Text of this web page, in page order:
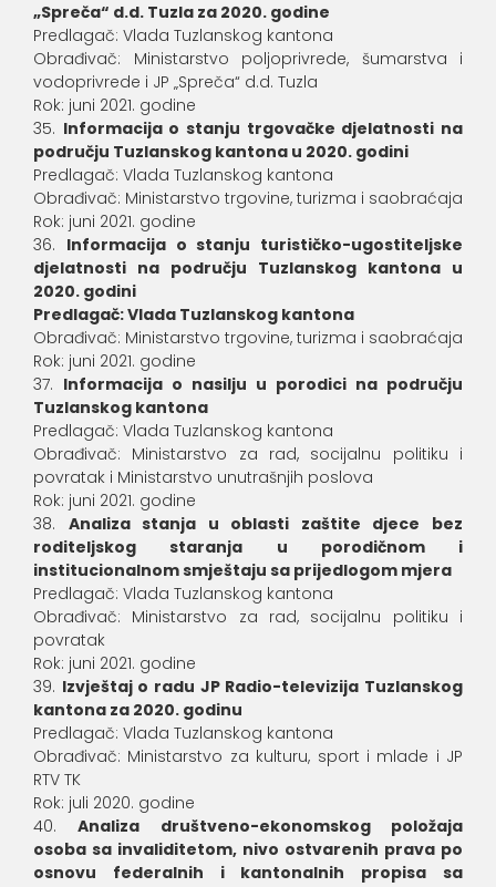
„Spreča“ d.d. Tuzla za 2020. godine
Predlagač: Vlada Tuzlanskog kantona
Obrađivač: Ministarstvo poljoprivrede, šumarstva i
vodoprivrede i JP „Spreča“ d.d. Tuzla
Rok: juni 2021. godine
Informacija o stanju trgovačke djelatnosti na
području Tuzlanskog kantona u 2020. godini
Predlagač: Vlada Tuzlanskog kantona
Obrađivač: Ministarstvo trgovine, turizma i saobraćaja
Rok: juni 2021. godine
Informacija o stanju turističko-ugostiteljske
djelatnosti na području Tuzlanskog kantona u
2020. godini
Predlagač: Vlada Tuzlanskog kantona
Obrađivač: Ministarstvo trgovine, turizma i saobraćaja
Rok: juni 2021. godine
Informacija o nasilju u porodici na području
Tuzlanskog kantona
Predlagač: Vlada Tuzlanskog kantona
Obrađivač: Ministarstvo za rad, socijalnu politiku i
povratak i Ministarstvo unutrašnjih poslova
Rok: juni 2021. godine
Analiza stanja u oblasti zaštite djece bez
roditeljskog staranja u porodičnom i
institucionalnom smještaju sa prijedlogom mjera
Predlagač: Vlada Tuzlanskog kantona
Obrađivač: Ministarstvo za rad, socijalnu politiku i
povratak
Rok: juni 2021. godine
Izvještaj o radu JP Radio-televizija Tuzlanskog
kantona za 2020. godinu
Predlagač: Vlada Tuzlanskog kantona
Obrađivač: Ministarstvo za kulturu, sport i mlade i JP
RTV TK
Rok: juli 2020. godine
Analiza društveno-ekonomskog položaja
osoba sa invaliditetom, nivo ostvarenih prava po
osnovu federalnih i kantonalnih propisa sa